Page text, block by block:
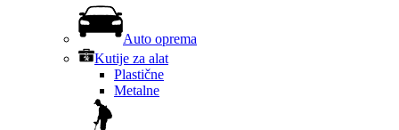
Auto oprema
Kutije za alat
Plastične
Metalne